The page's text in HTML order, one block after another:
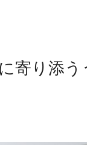
寄り添う